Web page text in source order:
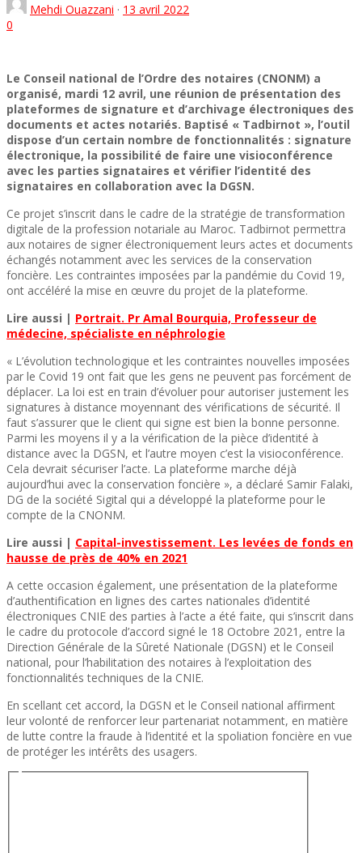
Mehdi Ouazzani · 13 avril 2022
0
Le Conseil national de l’Ordre des notaires (CNONM) a
organisé, mardi 12 avril, une réunion de présentation des
plateformes de signature et d’archivage électroniques des
documents et actes notariés. Baptisé « Tadbirnot », l’outil
dispose d’un certain nombre de fonctionnalités : signature
électronique, la possibilité de faire une visioconférence
avec les parties signataires et vérifier l’identité des
signataires en collaboration avec la DGSN.
Ce projet s’inscrit dans le cadre de la stratégie de transformation
digitale de la profession notariale au Maroc. Tadbirnot permettra
aux notaires de signer électroniquement leurs actes et documents
échangés notamment avec les services de la conservation
foncière. Les contraintes imposées par la pandémie du Covid 19,
ont accéléré la mise en œuvre du projet de la plateforme.
Lire aussi | Portrait. Pr Amal Bourquia, Professeur de
médecine, spécialiste en néphrologie
« L’évolution technologique et les contraintes nouvelles imposées
par le Covid 19 ont fait que les gens ne peuvent pas forcément de
déplacer. La loi est en train d’évoluer pour autoriser justement les
signatures à distance moyennant des vérifications de sécurité. Il
faut s’assurer que le client qui signe est bien la bonne personne.
Parmi les moyens il y a la vérification de la pièce d’identité à
distance avec la DGSN, et l’autre moyen c’est la visioconférence.
Cela devrait sécuriser l’acte. La plateforme marche déjà
aujourd’hui avec la conservation foncière », a déclaré Samir Falaki,
DG de la société Sigital qui a développé la plateforme pour le
compte de la CNONM.
Lire aussi | Capital-investissement. Les levées de fonds en
hausse de près de 40% en 2021
A cette occasion également, une présentation de la plateforme
d’authentification en lignes des cartes nationales d’identité
électroniques CNIE des parties à l’acte a été faite, qui s’inscrit dans
le cadre du protocole d’accord signé le 18 Octobre 2021, entre la
Direction Générale de la Sûreté Nationale (DGSN) et le Conseil
national, pour l’habilitation des notaires à l’exploitation des
fonctionnalités techniques de la CNIE.
En scellant cet accord, la DGSN et le Conseil national affirment
leur volonté de renforcer leur partenariat notamment, en matière
de lutte contre la fraude à l’identité et la spoliation foncière en vue
de protéger les intérêts des usagers.